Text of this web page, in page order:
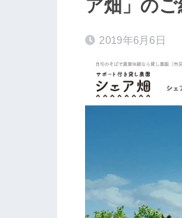
ア畑」のご
2019年6月6日